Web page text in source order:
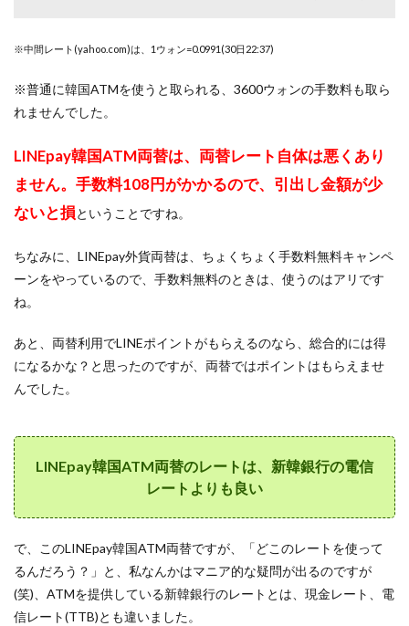
※中間レート(yahoo.com)は、1ウォン=0.0991(30日22:37)
※普通に韓国ATMを使うと取られる、3600ウォンの手数料も取ら
れませんでした。
LINEpay韓国ATM両替は、両替レート自体は悪くあり
ません。手数料108円がかかるので、引出し金額が少
ないと損ということですね。
ちなみに、LINEpay外貨両替は、ちょくちょく手数料無料キャンペ
ーンをやっているので、手数料無料のときは、使うのはアリです
ね。
あと、両替利用でLINEポイントがもらえるのなら、総合的には得
になるかな？と思ったのですが、両替ではポイントはもらえませ
んでした。
LINEpay韓国ATM両替のレートは、新韓銀行の電信
レートよりも良い
で、このLINEpay韓国ATM両替ですが、「どこのレートを使って
るんだろう？」と、私なんかはマニア的な疑問が出るのですが
(笑)、ATMを提供している新韓銀行のレートとは、現金レート、電
信レート(TTB)とも違いました。